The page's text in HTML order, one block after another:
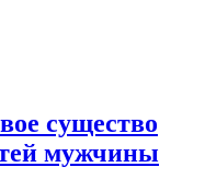
существо
мужчины